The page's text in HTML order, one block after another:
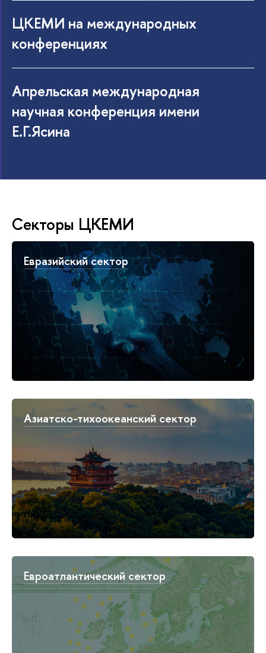
ЦКЕМИ на международных
конференциях
Апрельская международная
научная конференция имени
Е.Г.Ясина
Секторы ЦКЕМИ
Евразийский сектор
Азиатско-тихоокеанский cектор
Евроатлантический сектор